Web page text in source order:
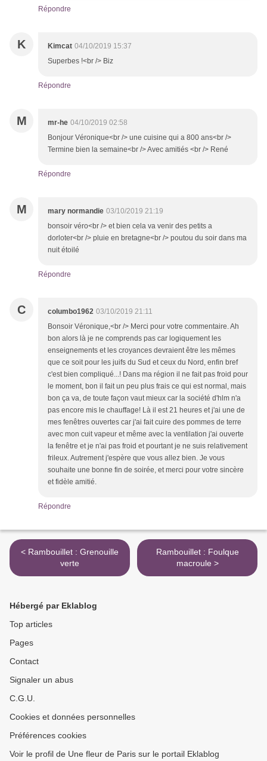
Répondre
K Kimcat 04/10/2019 15:37
Superbes !<br /> Biz
Répondre
M mr-he 04/10/2019 02:58
Bonjour Véronique<br /> une cuisine qui a 800 ans<br />
Termine bien la semaine<br /> Avec amitiés <br /> René
Répondre
M mary normandie 03/10/2019 21:19
bonsoir véro<br /> et bien cela va venir des petits a
dorloter<br /> pluie en bretagne<br /> poutou du soir dans ma
nuit étoilé
Répondre
C columbo1962 03/10/2019 21:11
Bonsoir Véronique,<br /> Merci pour votre commentaire. Ah
bon alors là je ne comprends pas car logiquement les
enseignements et les croyances devraient être les mêmes
que ce soit pour les juifs du Sud et ceux du Nord, enfin bref
c'est bien compliqué...! Dans ma région il ne fait pas froid pour
le moment, bon il fait un peu plus frais ce qui est normal, mais
bon ça va, de toute façon vaut mieux car la société d'hlm n'a
pas encore mis le chauffage! Là il est 21 heures et j'ai une de
mes fenêtres ouvertes car j'ai fait cuire des pommes de terre
avec mon cuit vapeur et même avec la ventilation j'ai ouverte
la fenêtre et je n'ai pas froid et pourtant je ne suis relativement
frileux. Autrement j'espère que vous allez bien. Je vous
souhaite une bonne fin de soirée, et merci pour votre sincère
et fidèle amitié.
Répondre
< Rambouillet : Grenouille
verte
Rambouillet : Foulque
macroule >
Hébergé par Eklablog
Top articles
Pages
Contact
Signaler un abus
C.G.U.
Cookies et données personnelles
Préférences cookies
Voir le profil de Une fleur de Paris sur le portail Eklablog